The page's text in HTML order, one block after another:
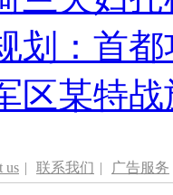
划：首
区某特
us | 联系我们 | 广告服务